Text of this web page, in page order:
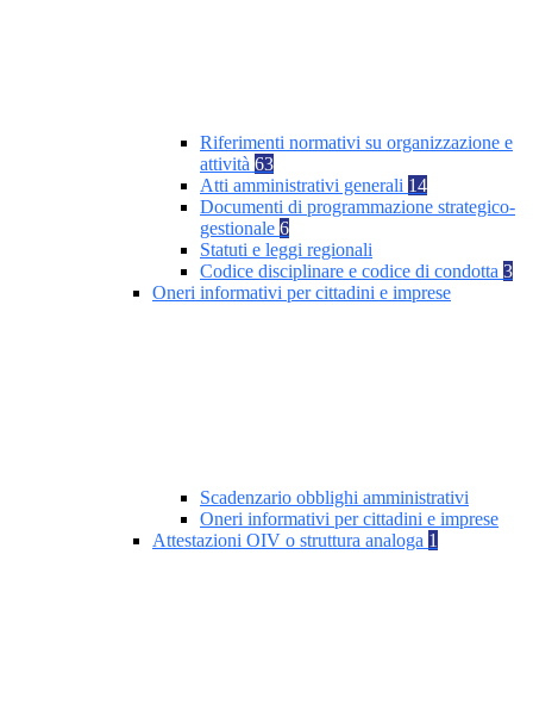
Riferimenti normativi su organizzazione e
attività 63
Atti amministrativi generali 14
Documenti di programmazione strategico-
gestionale 6
Statuti e leggi regionali
Codice disciplinare e codice di condotta 3
Oneri informativi per cittadini e imprese
Scadenzario obblighi amministrativi
Oneri informativi per cittadini e imprese
Attestazioni OIV o struttura analoga 1